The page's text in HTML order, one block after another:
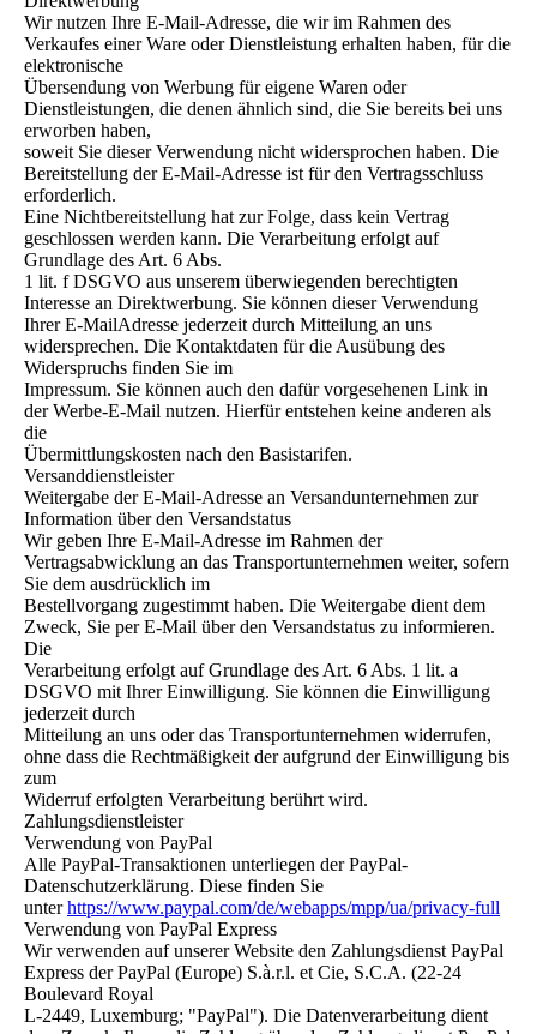
Wir nutzen Ihre E-Mail-Adresse, die wir im Rahmen des
Verkaufes einer Ware oder Dienstleistung erhalten haben, für die
elektronische
Übersendung von Werbung für eigene Waren oder
Dienstleistungen, die denen ähnlich sind, die Sie bereits bei uns
erworben haben,
soweit Sie dieser Verwendung nicht widersprochen haben. Die
Bereitstellung der E-Mail-Adresse ist für den Vertragsschluss
erforderlich.
Eine Nichtbereitstellung hat zur Folge, dass kein Vertrag
geschlossen werden kann. Die Verarbeitung erfolgt auf
Grundlage des Art. 6 Abs.
1 lit. f DSGVO aus unserem überwiegenden berechtigten
Interesse an Direktwerbung. Sie können dieser Verwendung
Ihrer E-MailAdresse jederzeit durch Mitteilung an uns
widersprechen. Die Kontaktdaten für die Ausübung des
Widerspruchs finden Sie im
Impressum. Sie können auch den dafür vorgesehenen Link in
der Werbe-E-Mail nutzen. Hierfür entstehen keine anderen als
die
Übermittlungskosten nach den Basistarifen.
Versanddienstleister
Weitergabe der E-Mail-Adresse an Versandunternehmen zur
Information über den Versandstatus
Wir geben Ihre E-Mail-Adresse im Rahmen der
Vertragsabwicklung an das Transportunternehmen weiter, sofern
Sie dem ausdrücklich im
Bestellvorgang zugestimmt haben. Die Weitergabe dient dem
Zweck, Sie per E-Mail über den Versandstatus zu informieren.
Die
Verarbeitung erfolgt auf Grundlage des Art. 6 Abs. 1 lit. a
DSGVO mit Ihrer Einwilligung. Sie können die Einwilligung
jederzeit durch
Mitteilung an uns oder das Transportunternehmen widerrufen,
ohne dass die Rechtmäßigkeit der aufgrund der Einwilligung bis
zum
Widerruf erfolgten Verarbeitung berührt wird.
Zahlungsdienstleister
Verwendung von PayPal
Alle PayPal-Transaktionen unterliegen der PayPal-
Datenschutzerklärung. Diese finden Sie
unterhttps://www.paypal.com/de/webapps/mpp/ua/privacy-full
Verwendung von PayPal Express
Wir verwenden auf unserer Website den Zahlungsdienst PayPal
Express der PayPal (Europe) S.à.r.l. et Cie, S.C.A. (22-24
Boulevard Royal
L-2449, Luxemburg; "PayPal"). Die Datenverarbeitung dient